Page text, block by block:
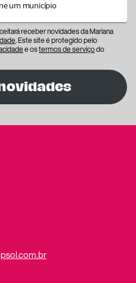
receber novidades da Mariana
. Este site é protegido pelo
e ostermos de serviçodo